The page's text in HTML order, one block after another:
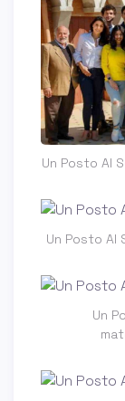
Un Posto Al
Un Posto Al
Un